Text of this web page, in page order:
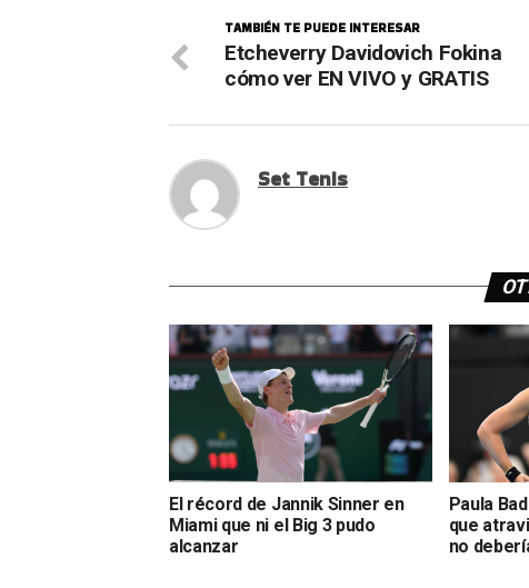
TAMBIÉN TE PUEDE INTERESAR
Etcheverry Davidovich Fokina
cómo ver EN VIVO y GRATIS
Set Tenis
El récord de Jannik Sinner en
Miami que ni el Big 3 pudo
alcanzar
Paula
que
no